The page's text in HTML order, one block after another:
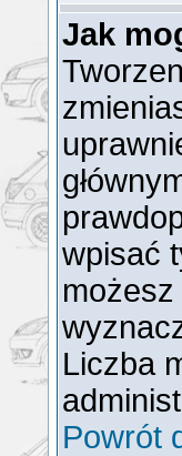
Jak
wpisać
Liczba
Powrót